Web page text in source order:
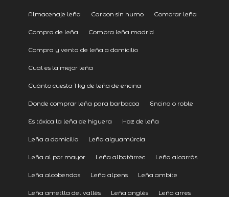
Almacenaje leña Carbon sin humo Comorar leña
Compra de leña Compra leña madrid
Compra y venta de leña a domicilio
Cual es la mejor leña
Cuánto cuesta 1 kg de leña de encina
Donde comprar leña para barbacoa Encina o roble
Es tóxica la leña de higuera Haz de leña
Leña a domicilio Leña aiguamúrcia
Leña al por mayor Leña albatàrrec Leña alcarràs
Leña alcobendas Leña alpens Leña ambite
Leña ametlla del vallès Leña anglès Leña arres